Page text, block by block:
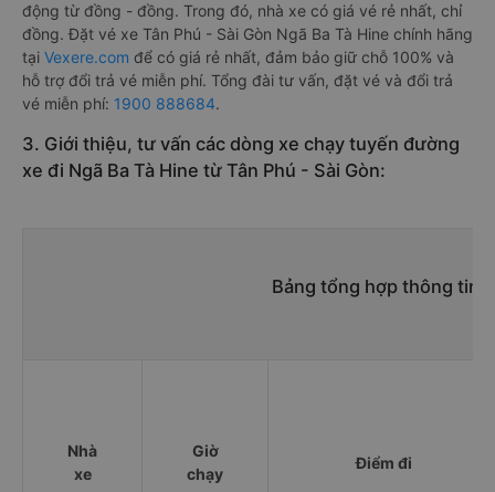
động từ đồng - đồng. Trong đó, nhà xe có giá vé rẻ nhất, chỉ
đồng. Đặt vé xe Tân Phú - Sài Gòn Ngã Ba Tà Hine chính hãng
tại Vexere.com để có giá rẻ nhất, đảm bảo giữ chỗ 100% và
hỗ trợ đổi trả vé miễn phí. Tổng đài tư vấn, đặt vé và đổi trả
vé miễn phí: 1900 888684.
3. Giới thiệu, tư vấn các dòng xe chạy tuyến đường
xe đi Ngã Ba Tà Hine từ Tân Phú - Sài Gòn:
Bảng tổng hợp thông tin
Nhà
xe
Giờ
chạy
Điểm đi